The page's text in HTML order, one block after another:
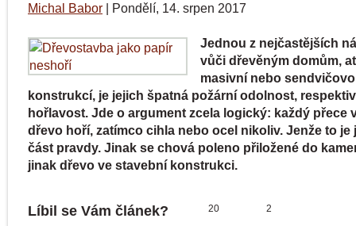
Michal Babor | Pondělí, 14. srpen 2017
Jednou z nejčastějších
vůči dřevěným domům,
masivní nebo
konstrukcí, je jejich špatná požární odolnost,
hořlavost. Jde o argument zcela logický: každý přece
dřevo hoří, zatímco cihla nebo ocel nikoliv. Jenže to je
část pravdy. Jinak se chová poleno přiložené do
jinak dřevo ve stavební konstrukci.
Líbil se Vám článek? 2
20